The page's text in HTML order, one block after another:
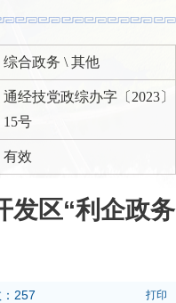
综合政务 \ 其他
通经技党政综办字〔2023〕
15号
有效
发区“利企政务
257 打印